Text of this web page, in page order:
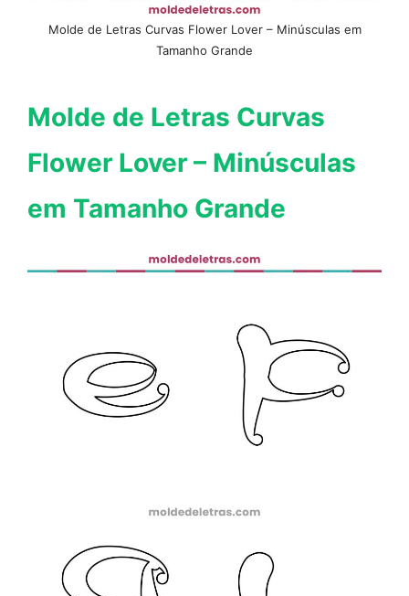
Molde de Letras Curvas Flower Lover – Minúsculas em
Tamanho Grande
Molde de Letras Curvas
Flower Lover – Minúsculas
em Tamanho Grande